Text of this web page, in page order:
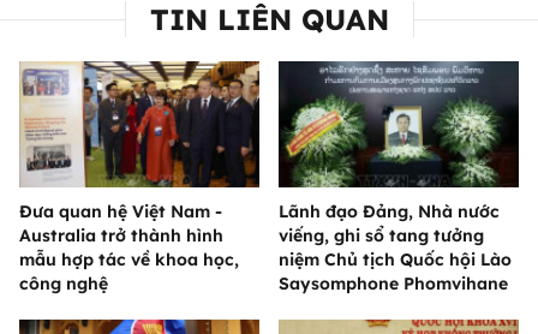
TIN LIÊN QUAN
Đưa quan hệ Việt Nam -
Australia trở thành hình
mẫu hợp tác về khoa học,
công nghệ
Lãnh đạo Đảng, Nhà nước
viếng, ghi sổ tang tưởng
niệm Chủ tịch Quốc hội Lào
Saysomphone Phomvihane